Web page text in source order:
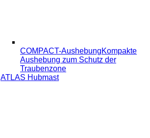
COMPACT-AushebungKompakte
Aushebung zum Schutz der
Traubenzone
ATLAS Hubmast